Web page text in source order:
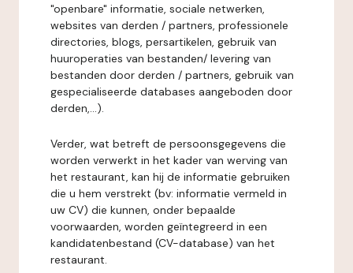
"openbare" informatie, sociale netwerken,
websites van derden / partners, professionele
directories, blogs, persartikelen, gebruik van
huuroperaties van bestanden/ levering van
bestanden door derden / partners, gebruik van
gespecialiseerde databases aangeboden door
derden,...).
Verder, wat betreft de persoonsgegevens die
worden verwerkt in het kader van werving van
het restaurant, kan hij de informatie gebruiken
die u hem verstrekt (bv: informatie vermeld in
uw CV) die kunnen, onder bepaalde
voorwaarden, worden geïntegreerd in een
kandidatenbestand (CV-database) van het
restaurant.